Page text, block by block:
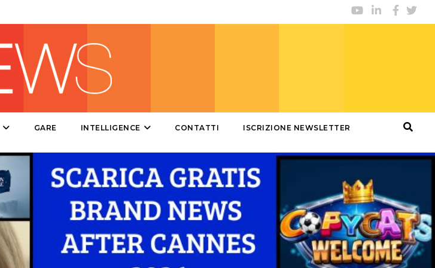
GARE INTELLIGENCE CONTATTI ISCRIZIONE NEWSLETTER